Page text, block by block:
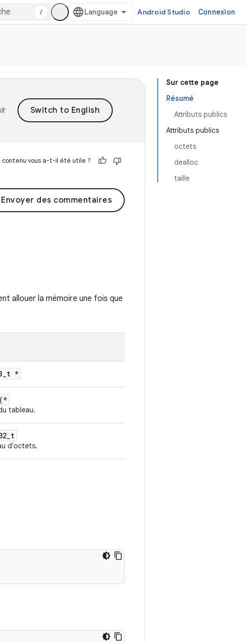
/ Android Studio Connexion
Sur cette page
Résumé
Attributs publics
Attributs publics
octets
dealloc
taille
contenu vous a-t-il été utile ?
Envoyer des commentaires
allouer la mémoire une fois que
*
tableau.
d'octets.